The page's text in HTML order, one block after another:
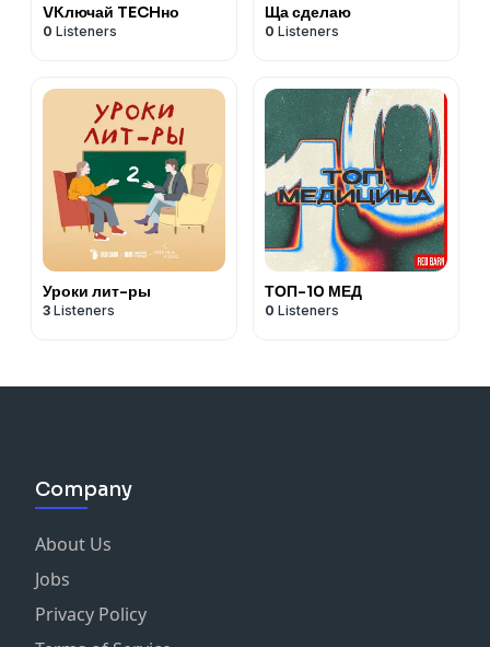
VKлючай TECHно
0 Listeners
Ща сделаю
0 Listeners
Уроки лит-ры
3 Listeners
ТОП-10 МЕД
0 Listeners
Company
About Us
Jobs
Privacy Policy